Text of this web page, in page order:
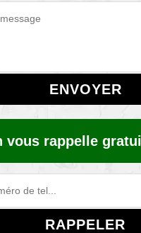
vous rappelle